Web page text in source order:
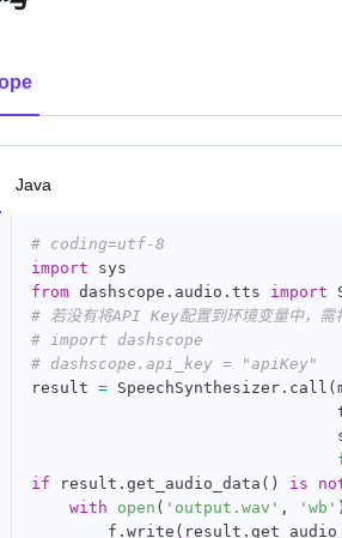
Java
# coding=utf-8
import
from dashscope . audio . tts import
# 若没有将API Key配置到环境变量中，
# import dashscope
# dashscope.api_key = "apiKey"
result = SpeechSynthesizer . call (
if result . get_audio_data ( ) is
with
open ( 'output.wav' , 'wb' )
        f
. write ( result .